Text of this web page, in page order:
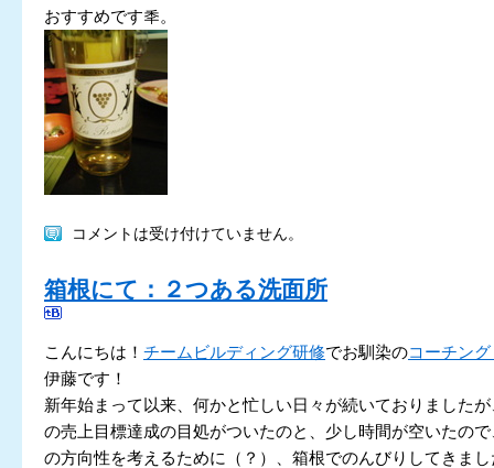
おすすめです秊。
コメントは受け付けていません。
箱根にて：２つある洗面所
こんにちは！ チームビルディング研修でお馴染のコーチン
伊藤です！
新年始まって以来、何かと忙しい日々が続いておりました
の売上目標達成の目処がついたのと、少し時間が空いたの
の方向性を考えるために（？）、箱根でのんびりしてきま